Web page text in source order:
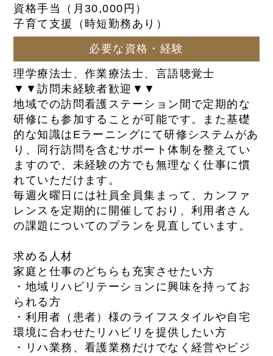
資格手当（月30,000円）
子育て支援（時短勤務あり）
必要な資格・経験
理学療法士、作業療法士、言語聴覚士
▼▼訪問未経験者歓迎▼▼
地域での訪問看護ステーション間で定期的な
研修にも参加することが可能です。また基礎
的な知識はEラーニングにて研修システムがあ
り、同行訪問を含むサポート体制を整えてい
ますので、未経験の方でも無理なく仕事に慣
れていただけます。
毎週火曜日には社員全員集まって、カンファ
レンスを定期的に開催しており、利用者さん
の課題についてのプランを見直しています。
求める人材
家庭と仕事のどちらも充実させたい方
・地域リハビリテーションに興味を持ってお
られる方
・利用者（患者）様のライフスタイルや自宅
環境に合わせたリハビリを提供したい方
・リハ業務、看護業務だけでなく経営やビジ